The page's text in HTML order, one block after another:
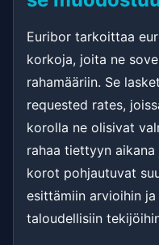
Euribor tarkoittaa
korkoja, joita ne
rahamääriin. Se
requested rates,
korolla ne olisivat
rahaa tiettyyn
korot pohjautuvat
esittämiin arvioihin
taloudellisiin